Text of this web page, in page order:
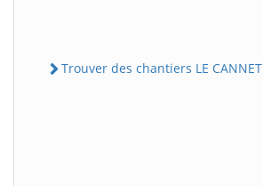
Trouver des chantiers LE CANNET